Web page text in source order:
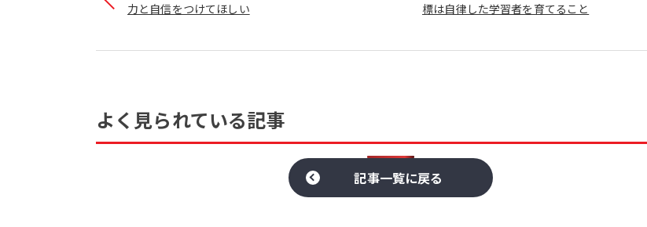
力と自信をつけてほしい
標は自律した学習者を育てること
よく見られている記事
記事一覧に戻る